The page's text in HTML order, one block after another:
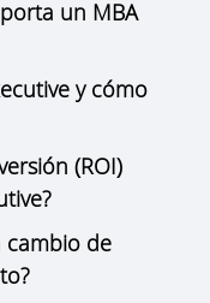
un MBA
y cómo
(ROI)
cambio de